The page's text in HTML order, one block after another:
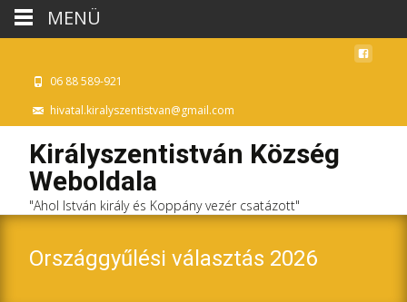
06 88 589-921
hivatal.kiralyszentistvan@gmail.com
Királyszentistván Község
Weboldala
"Ahol István király és Koppány vezér csatázott"
Országgyűlési választás 2026
MENÜ